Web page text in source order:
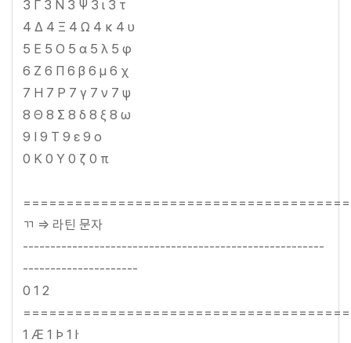
3 Γ 3 Ν 3 Ψ 3 ι 3 τ
4 Δ 4 Ξ 4 Ω 4 κ 4 υ
5 Ε 5 Ο 5 α 5 λ 5 φ
6 Ζ 6 Π 6 β 6 μ 6 χ
7 Η 7 Ρ 7 γ 7 ν 7 ψ
8 Θ 8 Σ 8 δ 8 ξ 8 ω
9 Ι 9 Τ 9 ε 9 ο
0 Κ 0 Υ 0 ζ 0 π
ㄲ => 라틴 문자
-------------------------------------------------------
---------------------
0 1 2
1 Æ 1 Þ 1 ŀ